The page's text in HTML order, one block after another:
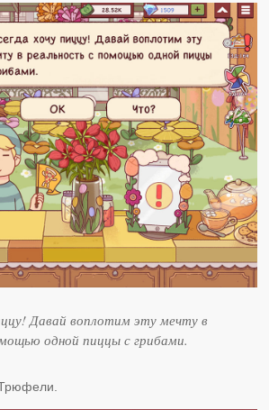
Давай воплотим эту мечту в
одной пиццы с грибами.